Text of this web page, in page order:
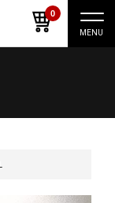
ナ
ビ
切
0